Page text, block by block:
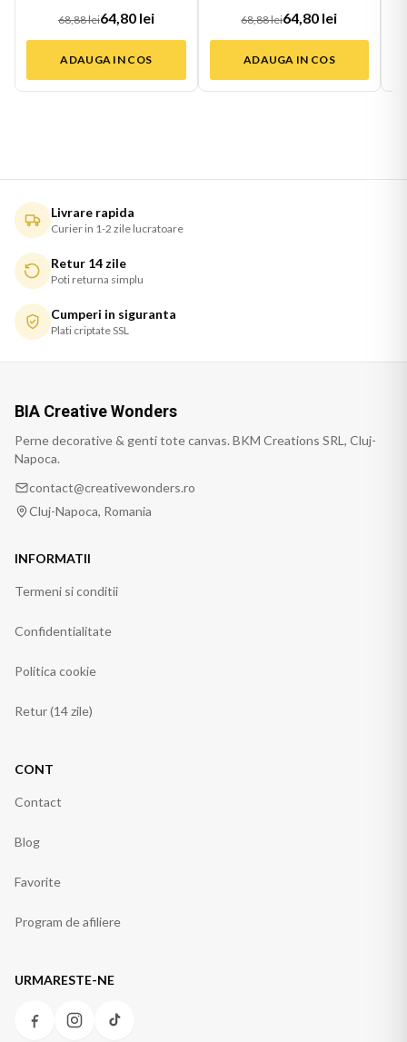
68,88 lei64,80 lei
ADAUGA IN COS
68,88 lei64,80 lei
ADAUGA IN COS
Livrare rapida
Curier in 1-2 zile lucratoare
Retur 14 zile
Poti returna simplu
Cumperi in siguranta
Plati criptate SSL
BIA Creative Wonders
Perne decorative & genti tote canvas. BKM Creations SRL, Cluj-
Napoca.
contact@creativewonders.ro
Cluj-Napoca, Romania
INFORMATII
Termeni si conditii
Confidentialitate
Politica cookie
Retur (14 zile)
CONT
Contact
Blog
Favorite
Program de afiliere
URMARESTE-NE